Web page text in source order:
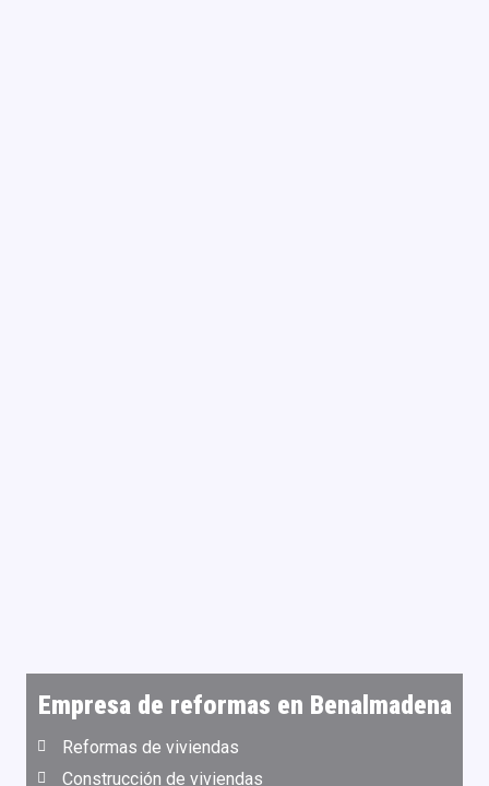
Empresa de reformas en Benalmadena
Reformas de viviendas
Construcción de viviendas